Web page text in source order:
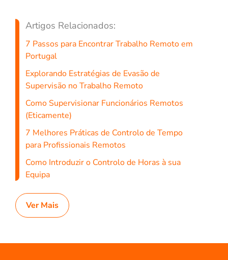
Artigos Relacionados:
7 Passos para Encontrar Trabalho Remoto em
Portugal
Explorando Estratégias de Evasão de
Supervisão no Trabalho Remoto
Como Supervisionar Funcionários Remotos
(Eticamente)
7 Melhores Práticas de Controlo de Tempo
para Profissionais Remotos
Como Introduzir o Controlo de Horas à sua
Equipa
Ver Mais